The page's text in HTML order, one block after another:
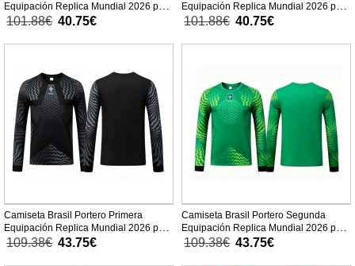
Equipación Replica Mundial 2026 para
niños mangas cortas (+ Pantalones
101.88€ 40.75€
Equipación Replica Mundial 2026 para
niños mangas cortas (+ Pantalones
101.88€ 40.75€
Camiseta Brasil Portero Primera
Equipación Replica Mundial 2026 para
niños mangas largas (+ Pantalones
109.38€ 43.75€
Camiseta Brasil Portero Segunda
Equipación Replica Mundial 2026 para
niños mangas largas (+ Pantalones
109.38€ 43.75€